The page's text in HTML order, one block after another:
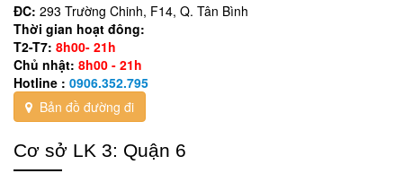
ĐC: 293 Trường Chinh, F14, Q. Tân Bình
Thời gian hoạt đông:
T2-T7: 8h00- 21h
Chủ nhật: 8h00 - 21h
Hotline : 0906.352.795
Bản đồ đường đi
Cơ sở LK 3: Quận 6